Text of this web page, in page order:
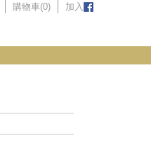
購物車(0) 加入